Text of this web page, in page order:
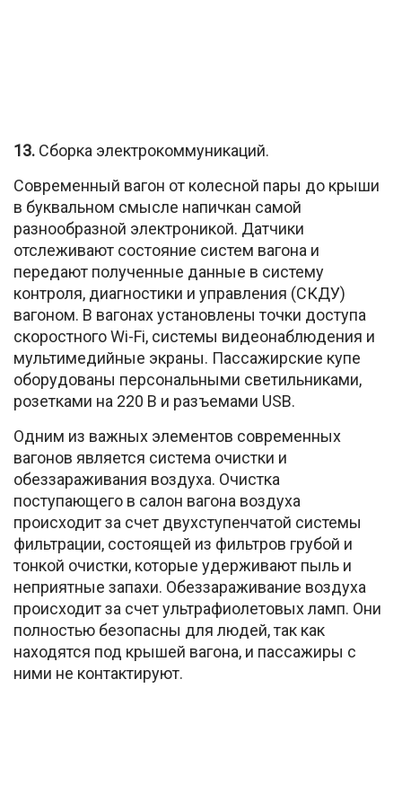
13. Сборка электрокоммуникаций.
Современный вагон от колесной пары до крыши
в буквальном смысле напичкан самой
разнообразной электроникой. Датчики
отслеживают состояние систем вагона и
передают полученные данные в систему
контроля, диагностики и управления (СКДУ)
вагоном. В вагонах установлены точки доступа
скоростного Wi-Fi, системы видеонаблюдения и
мультимедийные экраны. Пассажирские купе
оборудованы персональными светильниками,
розетками на 220 В и разъемами USB.
Одним из важных элементов современных
вагонов является система очистки и
обеззараживания воздуха. Очистка
поступающего в салон вагона воздуха
происходит за счет двухступенчатой системы
фильтрации, состоящей из фильтров грубой и
тонкой очистки, которые удерживают пыль и
неприятные запахи. Обеззараживание воздуха
происходит за счет ультрафиолетовых ламп. Они
полностью безопасны для людей, так как
находятся под крышей вагона, и пассажиры с
ними не контактируют.